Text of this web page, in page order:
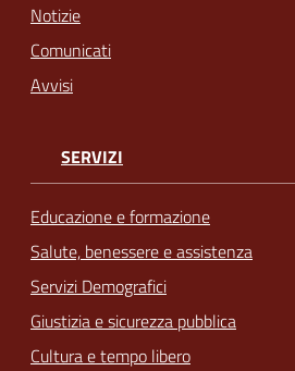
Notizie
Comunicati
Avvisi
SERVIZI
Educazione e formazione
Salute, benessere e assistenza
Servizi Demografici
Giustizia e sicurezza pubblica
Cultura e tempo libero